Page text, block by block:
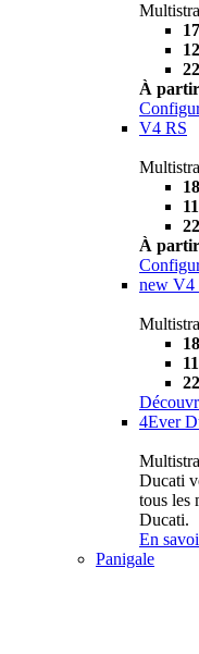
À partir
V4 RS
À partir
new V4
4Ever
Ducati
tous les
Ducati.
En
Panigale